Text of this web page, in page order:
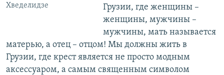
Хведелидзе
Грузии, где женщины –
женщины, мужчины –
мужчины, мать называется
матерью, а отец – отцом! Мы должны жить в
Грузии, где крест является не просто модным
аксессуаром, а самым священным символом